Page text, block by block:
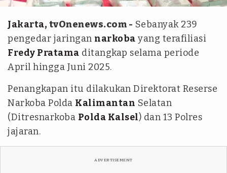
Jakarta, tvOnenews.com - Sebanyak 239
pengedar jaringan narkoba yang terafiliasi
Fredy Pratama ditangkap selama periode
April hingga Juni 2025.
Penangkapan itu dilakukan Direktorat Reserse
Narkoba Polda Kalimantan Selatan
(Ditresnarkoba Polda Kalsel) dan 13 Polres
jajaran.
ADVERTISEMENT